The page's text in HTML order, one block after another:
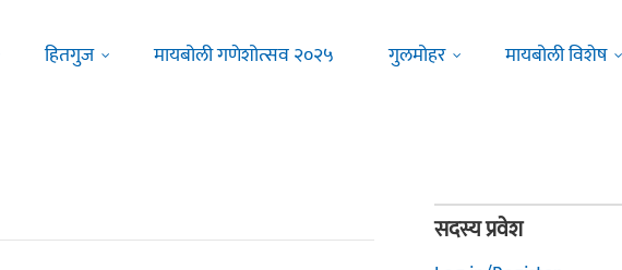
हितगुज मायबोली गणेशोत्सव २०२५ गुलमोहर मायबोली विशेष
सदस्य प्रवेश